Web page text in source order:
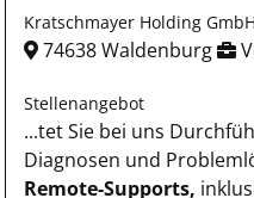
Kratschmayer Holding GmbH
74638 Waldenburg
Stellenangebot
...tet Sie bei uns
Diagnosen und
Remote-Supports,